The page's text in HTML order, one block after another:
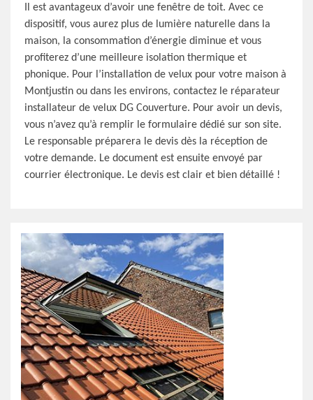
Il est avantageux d’avoir une fenêtre de toit. Avec ce
dispositif, vous aurez plus de lumière naturelle dans la
maison, la consommation d’énergie diminue et vous
profiterez d’une meilleure isolation thermique et
phonique. Pour l’installation de velux pour votre maison à
Montjustin ou dans les environs, contactez le réparateur
installateur de velux DG Couverture. Pour avoir un devis,
vous n’avez qu’à remplir le formulaire dédié sur son site.
Le responsable préparera le devis dès la réception de
votre demande. Le document est ensuite envoyé par
courrier électronique. Le devis est clair et bien détaillé !